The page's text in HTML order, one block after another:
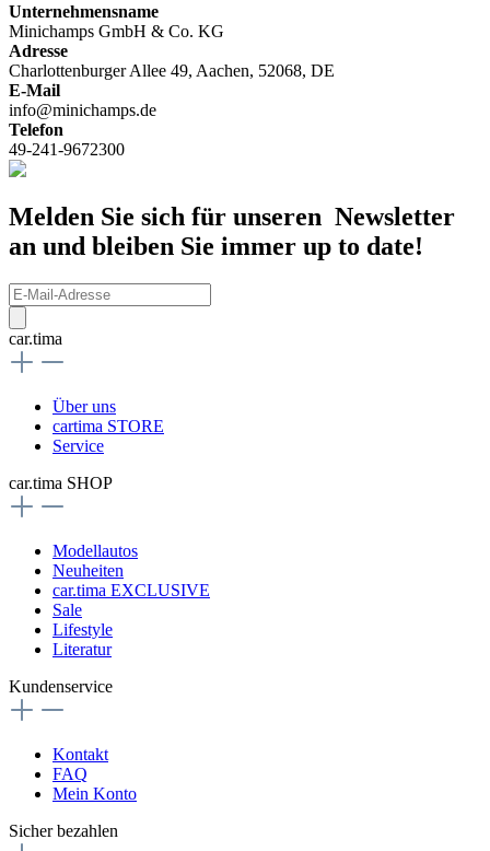
Unternehmensname
Minichamps GmbH & Co. KG
Adresse
Charlottenburger Allee 49, Aachen, 52068, DE
E-Mail
info@minichamps.de
Telefon
49-241-9672300
Melden Sie sich für unseren Newsletter
an und bleiben Sie immer up to date!
car.tima
Über uns
cartima STORE
Service
car.tima SHOP
Modellautos
Neuheiten
car.tima EXCLUSIVE
Sale
Lifestyle
Literatur
Kundenservice
Kontakt
FAQ
Mein Konto
Sicher bezahlen